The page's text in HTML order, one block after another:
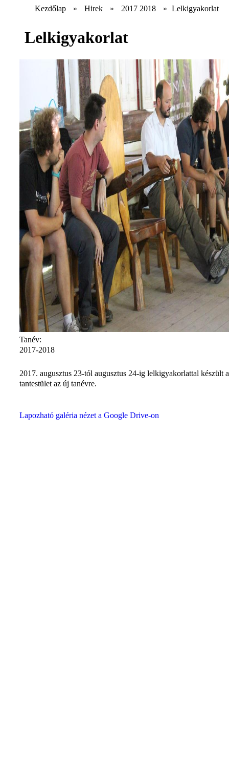
Kezdőlap » Hirek » 2017 2018 » Lelkigyakorlat
Lelkigyakorlat
Tanév:
2017-2018
2017. augusztus 23-tól augusztus 24-ig lelkigyakorlattal készült a
tantestület az új tanévre.
Lapozható galéria nézet a Google Drive-on